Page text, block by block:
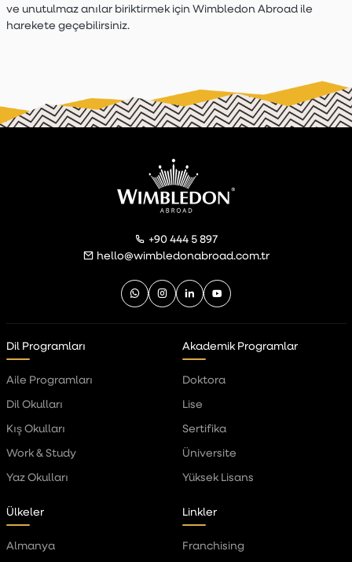
ve unutulmaz anılar biriktirmek için Wimbledon Abroad ile
harekete geçebilirsiniz.
+90 444 5 897
hello@wimbledonabroad.com.tr
Dil Programları
Aile Programları
Dil Okulları
Kış Okulları
Work & Study
Yaz Okulları
Akademik Programlar
Doktora
Lise
Sertifika
Üniversite
Yüksek Lisans
Ülkeler
Almanya
Linkler
Franchising